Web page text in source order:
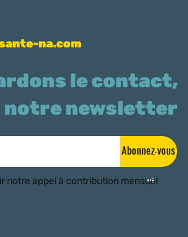
na.com
le contact,
notre newsletter
Abonnez-vous
notre appel à contribution mensuel